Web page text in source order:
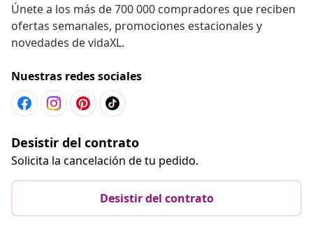
Únete a los más de 700 000 compradores que reciben
ofertas semanales, promociones estacionales y
novedades de vidaXL.
Nuestras redes sociales
Desistir del contrato
Solicita la cancelación de tu pedido.
Desistir del contrato